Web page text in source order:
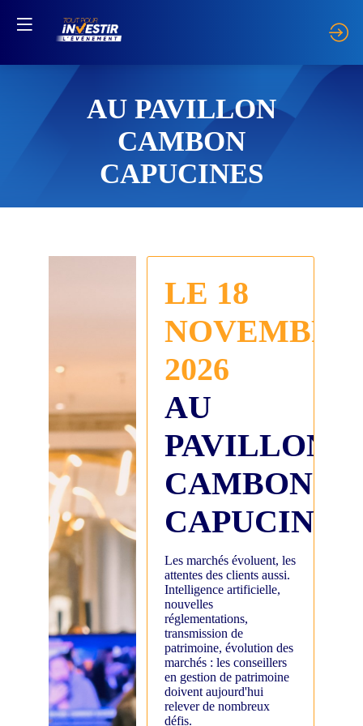
AU PAVILLON
CAMBON
CAPUCINES
LE 18
NOVEMBRE
2026
AU
PAVILLON
CAMBON
CAPUCINES
Les marchés évoluent, les
attentes des clients aussi.
Intelligence artificielle,
nouvelles
réglementations,
transmission de
patrimoine, évolution des
marchés : les conseillers
en gestion de patrimoine
doivent aujourd'hui
relever de nombreux
défis.